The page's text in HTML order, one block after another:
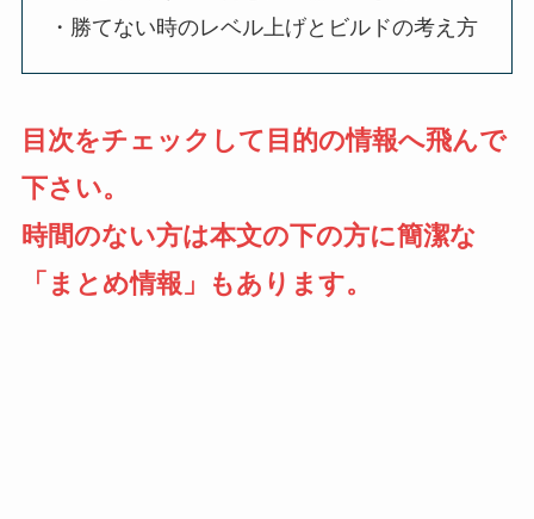
・勝てない時のレベル上げとビルドの考え方
目次をチェックして目的の情報へ飛んで
下さい。
時間のない方は本文の下の方に簡潔な
「まとめ情報」もあります。